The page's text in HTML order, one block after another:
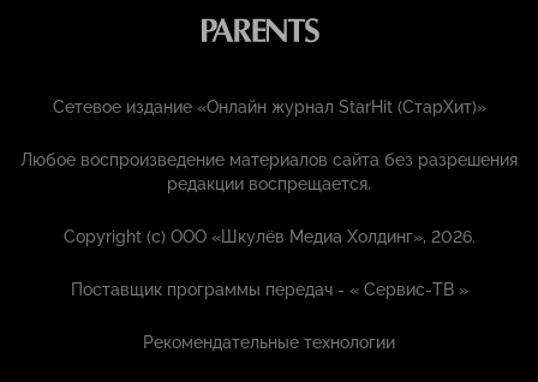
Сетевое издание «Онлайн журнал StarHit (СтарХит)»
Любое воспроизведение материалов сайта без разрешения
редакции воспрещается.
Copyright (с) ООО «Шкулёв Медиа Холдинг», 2026.
Поставщик программы передач - «Сервис-ТВ »
Рекомендательные технологии